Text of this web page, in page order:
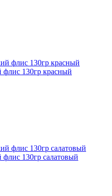
130гр красный
130гр салатовый